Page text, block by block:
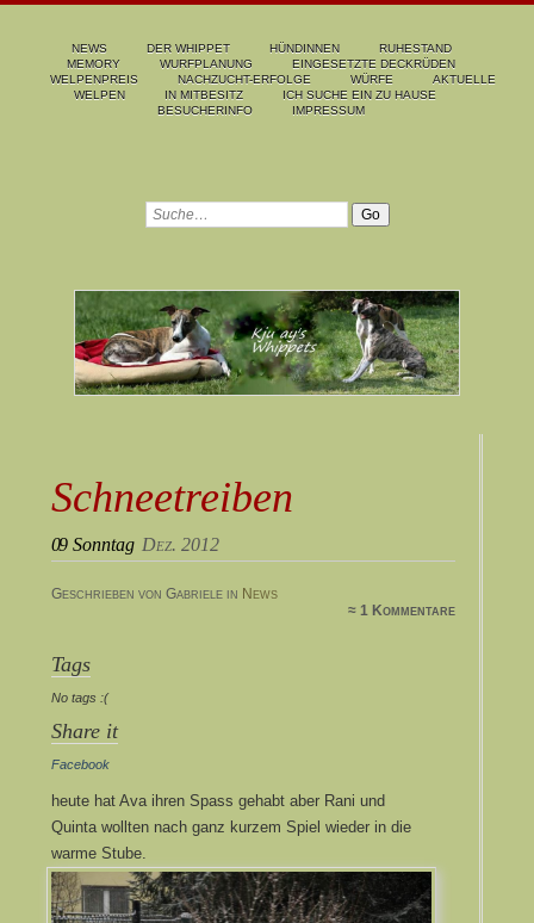
NEWS DER WHIPPET HÜNDINNEN
RUHESTAND
MEMORY
WURFPLANUNG
EINGESETZTE DECKRÜDEN
WELPENPREIS
NACHZUCHT-ERFOLGE WÜRFE
AKTUELLE
WELPEN
IN MITBESITZ
ICH SUCHE EIN ZU HAUSE
BESUCHERINFO
IMPRESSUM
Schneetreiben
09 Sonntag Dez. 2012
Geschrieben von Gabriele in News
≈ 1 Kommentare
Tags
No tags :(
Share it
Facebook
heute hat Ava ihren Spass gehabt aber Rani und
Quinta wollten nach ganz kurzem Spiel wieder in die
warme Stube.